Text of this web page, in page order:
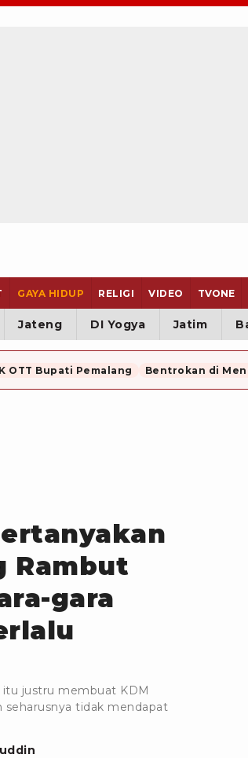
GAYA HIDUP RELIGI VIDEO TVONE
Jateng DI Yogya Jatim
OTT Bupati Pemalang Bentrokan di
Rambut
gara
itu justru membuat KDM
seharusnya tidak mendapat